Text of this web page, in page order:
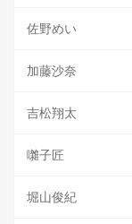
佐野めい
加藤沙奈
吉松翔太
囃子匠
堀山俊紀